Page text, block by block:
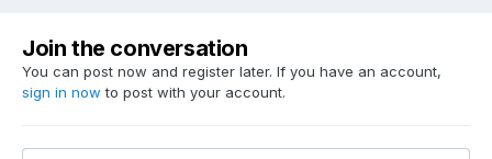
Join the conversation
You can post now and register later. If you have an account,
sign in now to post with your account.